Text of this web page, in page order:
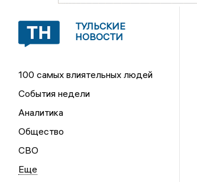
ТУЛЬСКИЕ
НОВОСТИ
100 самых влиятельных людей
События недели
Аналитика
Общество
СВО